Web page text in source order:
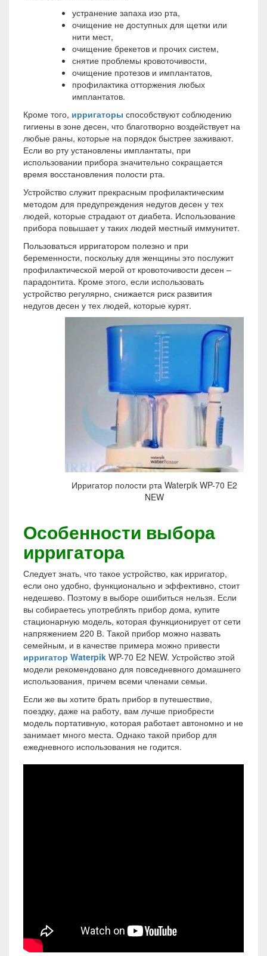
устранение запаха изо рта,
очищение не доступных для щетки или
нити мест,
очищение брекетов и прочих систем,
снятие проблемы кровоточивости,
очищение протезов и имплантатов,
профилактика отторжения любых
имплантатов.
Кроме того, ирригаторы способствуют соблюдению
гигиены в зоне десен, что благотворно воздействует на
любые раны, которые на порядок быстрее заживают.
Если во рту установлены имплантаты, при
использовании прибора значительно сокращается
время восстановления полости рта.
Устройство служит прекрасным профилактическим
методом для предупреждения недугов десен у тех
людей, которые страдают от диабета. Использование
прибора повышает у таких людей местный иммунитет.
Пользоваться ирригатором полезно и при
беременности, поскольку для женщины это послужит
профилактической мерой от кровоточивости десен –
парадонтита. Кроме этого, если использовать
устройство регулярно, снижается риск развития
недугов десен у тех людей, которые курят.
Ирригатор полости рта Waterpik WP-70 E2
NEW
Особенности выбора
ирригатора
Следует знать, что такое устройство, как ирригатор,
если оно удобно, функционально и эффективно, стоит
недешево. Поэтому в выборе ошибиться нельзя. Если
вы собираетесь употреблять прибор дома, купите
стационарную модель, которая функционирует от сети
напряжением 220 В. Такой прибор можно назвать
семейным, и в качестве примера можно привести
ирригатор Waterpik WP-70 E2 NEW. Устройство этой
модели рекомендовано для повседневного домашнего
использования, причем всеми членами семьи.
Если же вы хотите брать прибор в путешествие,
поездку, даже на работу, вам лучше приобрести
модель портативную, которая работает автономно и не
занимает много места. Однако такой прибор для
ежедневного использования не годится.